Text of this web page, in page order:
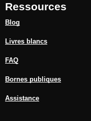
Ressources
Blog
Livres blancs
FAQ
Bornes publiques
Assistance